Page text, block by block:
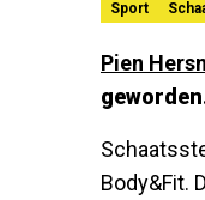
Sport
Pien
Body&Fit.